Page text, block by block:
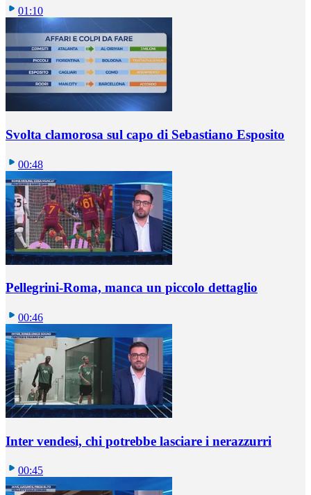
01:10
Svolta clamorosa sul capo di Sebastiano Esposito
00:48
Pellegrini-Roma, manca un piccolo dettaglio
00:46
Inter vendesi, chi potrebbe lasciare i nerazzurri
00:45